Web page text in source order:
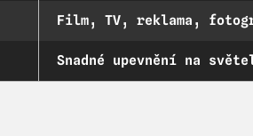
Film, TV, reklama,
Snadné upevnění na